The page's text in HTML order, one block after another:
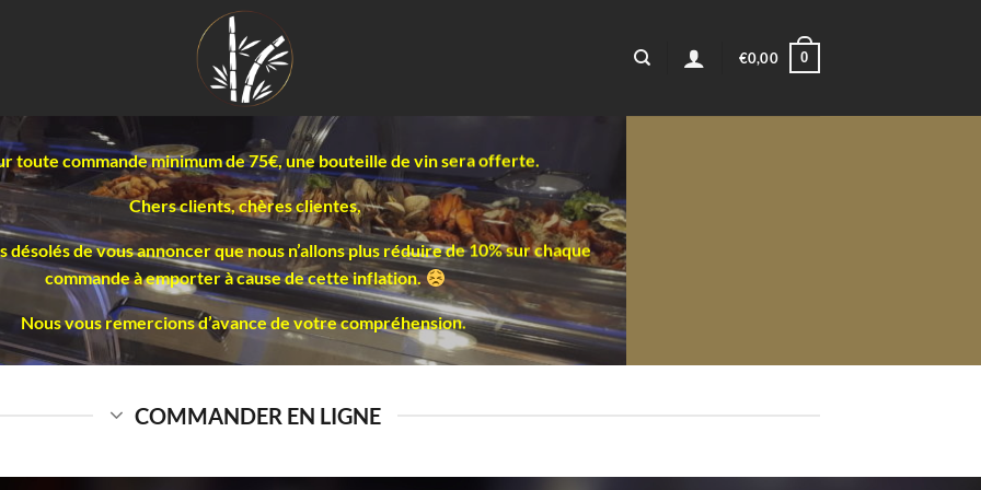
€0,00 0
toute commande minimum de 75€, une bouteille de vin sera offerte.
Chers clients, chères clientes,
désolés de vous annoncer que nous n’allons plus réduire de 10% sur chaque
commande à emporter à cause de cette inflation.
Nous vous remercions d’avance de votre compréhension.
COMMANDER EN LIGNE